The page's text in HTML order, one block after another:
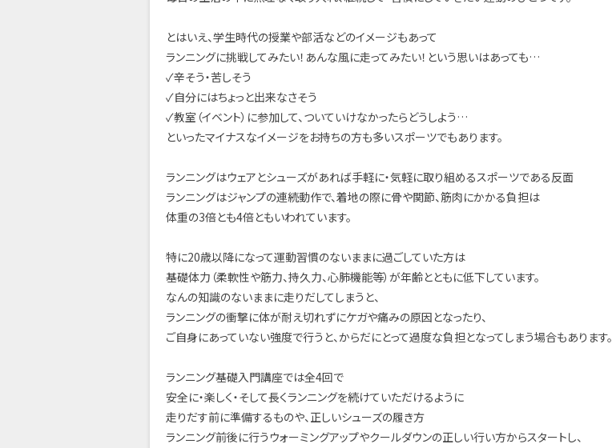
とはいえ、学生時代の授業や部活などのイメージもあって
ランニングに挑戦してみたい！あんな風に走ってみたい！という思いはあっても…
✓辛そう・苦しそう
✓自分にはちょっと出来なさそう
✓教室（イベント）に参加して、ついていけなかったらどうしよう…
といったマイナスなイメージをお持ちの方も多いスポーツでもあります。
ランニングはウェアとシューズがあれば手軽に・気軽に取り組めるスポーツである反面
ランニングはジャンプの連続動作で、着地の際に骨や関節、筋肉にかかる負担は
体重の3倍とも4倍ともいわれています。
特に20歳以降になって運動習慣のないままに過ごしていた方は
基礎体力（柔軟性や筋力、持久力、心肺機能等）が年齢とともに低下しています。
なんの知識のないままに走りだしてしまうと、
ランニングの衝撃に体が耐え切れずにケガや痛みの原因となったり、
ご自身にあっていない強度で行うと、からだにとって過度な負担となってしまう場合もあります。
ランニング基礎入門講座では全4回で
安全に・楽しく・そして長くランニングを続けていただけるように
走りだす前に準備するものや、正しいシューズの履き方
ランニング前後に行うウォーミングアップやクールダウンの正しい行い方からスタートし、